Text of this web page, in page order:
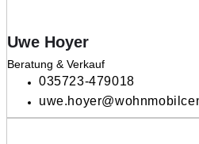
Uwe Hoyer
Beratung & Verkauf
035723-479018